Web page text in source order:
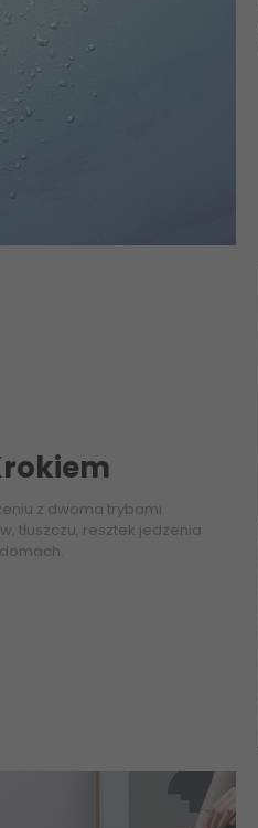
z dwoma trybami
tłuszczu, resztek jedzenia